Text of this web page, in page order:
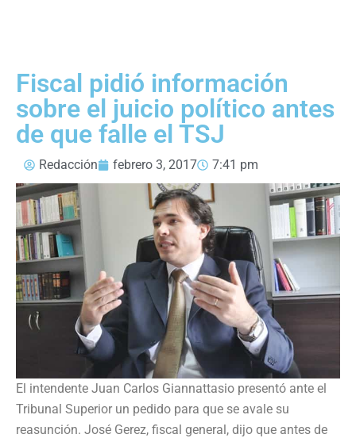
Fiscal pidió información
sobre el juicio político antes
de que falle el TSJ
Redacción febrero 3, 2017 7:41 pm
El intendente Juan Carlos Giannattasio presentó ante el
Tribunal Superior un pedido para que se avale su
reasunción. José Gerez, fiscal general, dijo que antes de